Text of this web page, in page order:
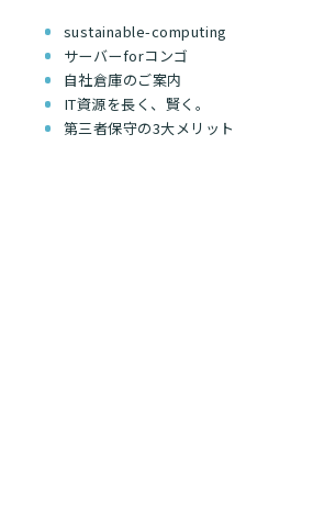
sustainable-computing
サーバーforコンゴ
自社倉庫のご案内
IT資源を長く、賢く。
第三者保守の3大メリット